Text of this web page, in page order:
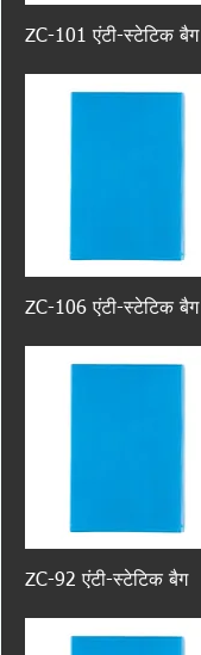
ZC-101 एंटी-स्टेटिक बैग
ZC-106 एंटी-स्टेटिक बैग
ZC-92 एंटी-स्टेटिक बैग